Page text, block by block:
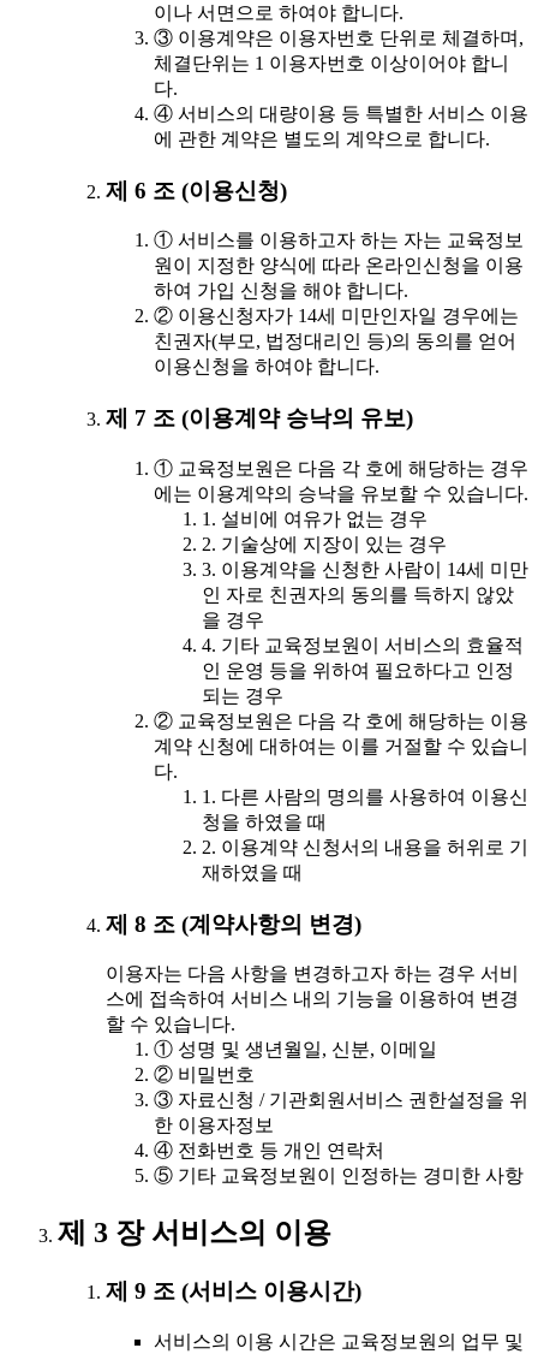
이나 서면으로 하여야 합니다.
③ 이용계약은 이용자번호 단위로 체결하며,
체결단위는 1 이용자번호 이상이어야 합니
다.
④ 서비스의 대량이용 등 특별한 서비스 이용
에 관한 계약은 별도의 계약으로 합니다.
제 6 조 (이용신청)
① 서비스를 이용하고자 하는 자는 교육정보
원이 지정한 양식에 따라 온라인신청을 이용
하여 가입 신청을 해야 합니다.
② 이용신청자가 14세 미만인자일 경우에는
친권자(부모, 법정대리인 등)의 동의를 얻어
이용신청을 하여야 합니다.
제 7 조 (이용계약 승낙의 유보)
① 교육정보원은 다음 각 호에 해당하는 경우
에는 이용계약의 승낙을 유보할 수 있습니다.
1. 설비에 여유가 없는 경우
2. 기술상에 지장이 있는 경우
3. 이용계약을 신청한 사람이 14세 미만
인 자로 친권자의 동의를 득하지 않았
을 경우
4. 기타 교육정보원이 서비스의 효율적
인 운영 등을 위하여 필요하다고 인정
되는 경우
② 교육정보원은 다음 각 호에 해당하는 이용
계약 신청에 대하여는 이를 거절할 수 있습니
다.
1. 다른 사람의 명의를 사용하여 이용신
청을 하였을 때
2. 이용계약 신청서의 내용을 허위로 기
재하였을 때
제 8 조 (계약사항의 변경)
이용자는 다음 사항을 변경하고자 하는 경우 서비
스에 접속하여 서비스 내의 기능을 이용하여 변경
할 수 있습니다.
① 성명 및 생년월일, 신분, 이메일
② 비밀번호
③ 자료신청 / 기관회원서비스 권한설정을 위
한 이용자정보
④ 전화번호 등 개인 연락처
⑤ 기타 교육정보원이 인정하는 경미한 사항
제 3 장 서비스의 이용
제 9 조 (서비스 이용시간)
서비스의 이용 시간은 교육정보원의 업무 및